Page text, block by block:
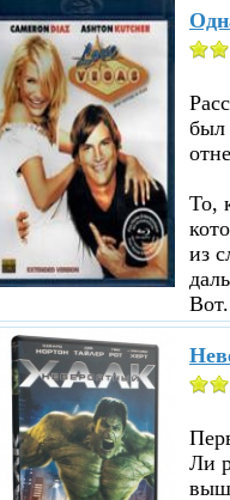
был
То,
из
Ли